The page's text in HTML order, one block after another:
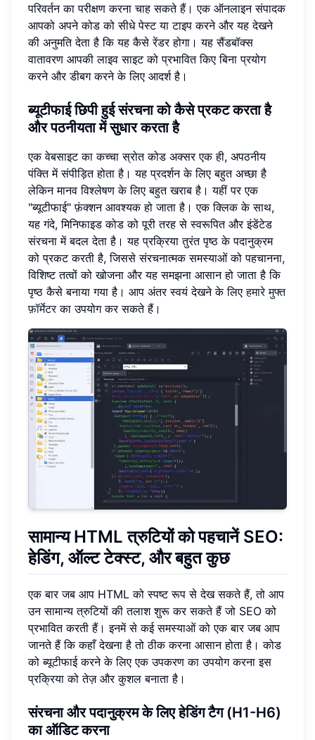
परिवर्तन का परीक्षण करना चाह सकते हैं। एक ऑनलाइन संपादक
आपको अपने कोड को सीधे पेस्ट या टाइप करने और यह देखने
की अनुमति देता है कि यह कैसे रेंडर होगा। यह सैंडबॉक्स
वातावरण आपकी लाइव साइट को प्रभावित किए बिना प्रयोग
करने और डीबग करने के लिए आदर्श है।
ब्यूटीफाई छिपी हुई संरचना को कैसे प्रकट करता है
और पठनीयता में सुधार करता है
एक वेबसाइट का कच्चा स्रोत कोड अक्सर एक ही, अपठनीय
पंक्ति में संपीड़ित होता है। यह प्रदर्शन के लिए बहुत अच्छा है
लेकिन मानव विश्लेषण के लिए बहुत खराब है। यहीं पर एक
"ब्यूटीफाई" फ़ंक्शन आवश्यक हो जाता है। एक क्लिक के साथ,
यह गंदे, मिनिफाइड कोड को पूरी तरह से स्वरूपित और इंडेंटेड
संरचना में बदल देता है। यह प्रक्रिया तुरंत पृष्ठ के पदानुक्रम
को प्रकट करती है, जिससे संरचनात्मक समस्याओं को पहचानना,
विशिष्ट तत्वों को खोजना और यह समझना आसान हो जाता है कि
पृष्ठ कैसे बनाया गया है। आप अंतर स्वयं देखने के लिएहमारे मुफ्त
फ़ॉर्मेटरका उपयोग कर सकते हैं।
सामान्य HTML त्रुटियों को पहचानें SEO:
हेडिंग, ऑल्ट टेक्स्ट, और बहुत कुछ
एक बार जब आप HTML को स्पष्ट रूप से देख सकते हैं, तो आप
उन सामान्य त्रुटियों की तलाश शुरू कर सकते हैं जो SEO को
प्रभावित करती हैं। इनमें से कई समस्याओं को एक बार जब आप
जानते हैं कि कहाँ देखना है तो ठीक करना आसान होता है। कोड
को ब्यूटीफाई करने के लिए एक उपकरण का उपयोग करना इस
प्रक्रिया को तेज़ और कुशल बनाता है।
संरचना और पदानुक्रम के लिए हेडिंग टैग (H1-H6)
का ऑडिट करना